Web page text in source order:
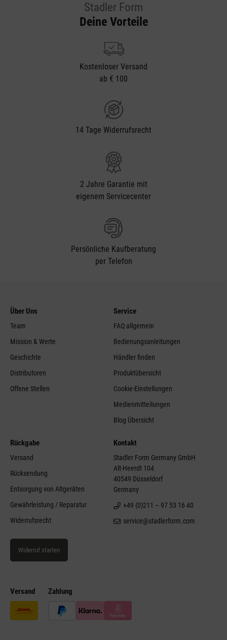
Stadler Form
Deine Vorteile
Kostenloser Versand
ab € 100
14 Tage Widerrufsrecht
2 Jahre Garantie mit
eigenem Servicecenter
Persönliche Kaufberatung
per Telefon
Versand Zahlung
Über Uns
Team
Mission & Werte
Geschichte
Distributoren
Offene Stellen
Service
FAQ allgemein
Bedienungsanleitungen
Händler finden
Produktübersicht
Cookie-Einstellungen
Medienmitteilungen
Blog Übersicht
Rückgabe
Versand
Rücksendung
Entsorgung von Altgeräten
Gewährleistung / Reparatur
Widerrufsrecht
Widerruf starten
Kontakt
Stadler Form Germany GmbH
Alt-Heerdt 104
40549 Düsseldorf
Germany
+49 (0)211 – 97 53 16 40
service@stadlerform.com